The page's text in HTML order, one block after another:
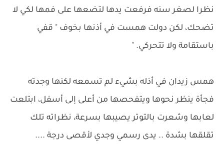
نظرا لصغر سنه فرفعت يدها لتضعها على فمها لكي لا
تضحك، لكن دولت همست في أذنها بخوف " قفي
باستقامة ولا تتحركي. "
همس زيدان في أذله بشيء لم تسمعه لكنها وجدته
فجأة ينظر نحوها ويتفحصها من أعلى إلى أسفل، ابتلعت
لعابها وشعرت بالتوتر يصيبها بسرعة، نظراته تلك
تقلقها بشدة .. يدى رسمي وجدي لأقصى درجة ....